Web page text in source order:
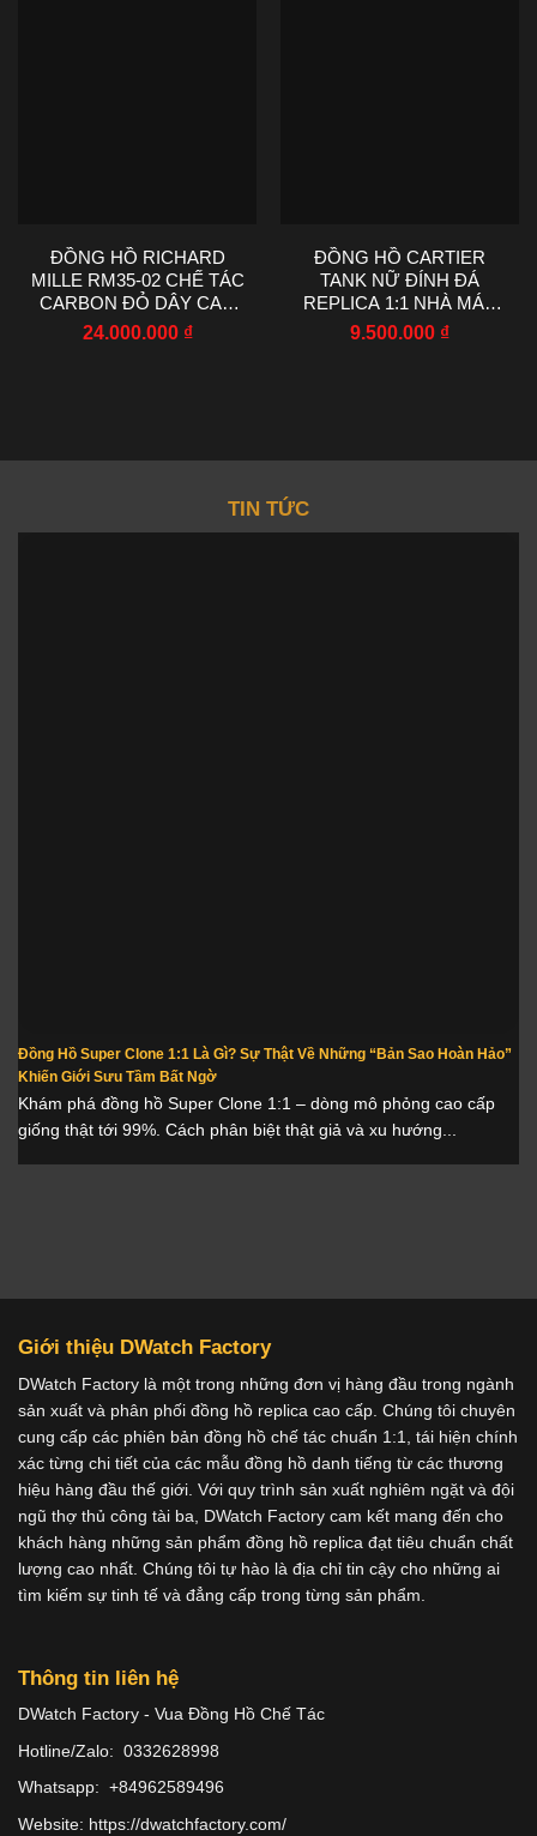
ĐỒNG HỒ RICHARD
MILLE RM35-02 CHẾ TÁC
CARBON ĐỎ DÂY CAO
SU NHÀ MÁY RM
24.000.000 ₫
ĐỒNG HỒ CARTIER
TANK NỮ ĐÍNH ĐÁ
REPLICA 1:1 NHÀ MÁY
AF 22X29MM
9.500.000 ₫
TIN TỨC
Đồng Hồ Super Clone 1:1 Là Gì? Sự Thật Về Những “Bản Sao Hoàn Hảo”
Khiến Giới Sưu Tầm Bất Ngờ
Khám phá đồng hồ Super Clone 1:1 – dòng mô phỏng cao cấp
giống thật tới 99%. Cách phân biệt thật giả và xu hướng...
Giới thiệu DWatch Factory
DWatch Factory là một trong những đơn vị hàng đầu trong ngành
sản xuất và phân phối đồng hồ replica cao cấp. Chúng tôi chuyên
cung cấp các phiên bản đồng hồ chế tác chuẩn 1:1, tái hiện chính
xác từng chi tiết của các mẫu đồng hồ danh tiếng từ các thương
hiệu hàng đầu thế giới. Với quy trình sản xuất nghiêm ngặt và đội
ngũ thợ thủ công tài ba, DWatch Factory cam kết mang đến cho
khách hàng những sản phẩm đồng hồ replica đạt tiêu chuẩn chất
lượng cao nhất. Chúng tôi tự hào là địa chỉ tin cậy cho những ai
tìm kiếm sự tinh tế và đẳng cấp trong từng sản phẩm.
Thông tin liên hệ
DWatch Factory - Vua Đồng Hồ Chế Tác
Hotline/Zalo: 0332628998
Whatsapp: +84962589496
Website: https://dwatchfactory.com/